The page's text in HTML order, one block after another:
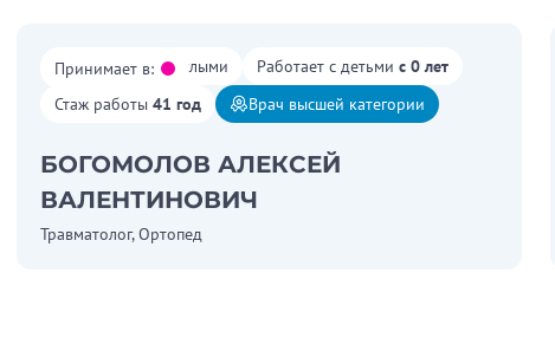
Принимает в:
Работает со взрослыми Работает с детьми с 0 лет
Стаж работы 41 год Врач высшей категории
БОГОМОЛОВ АЛЕКСЕЙ
ВАЛЕНТИНОВИЧ
Травматолог, Ортопед